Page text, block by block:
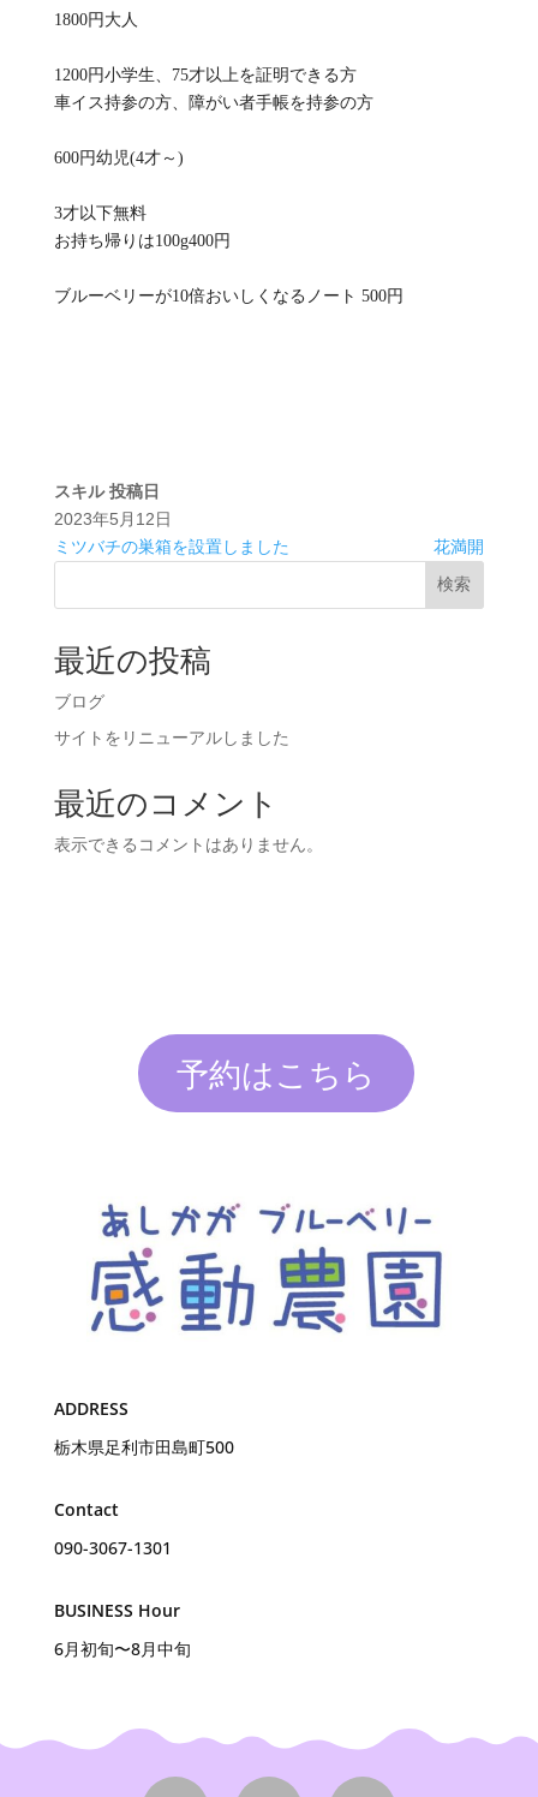
1800円大人
1200円小学生、75才以上を証明できる方
車イス持参の方、障がい者手帳を持参の方
600円幼児(4才～)
3才以下無料
お持ち帰りは100g400円
ブルーベリーが10倍おいしくなるノート 500円
スキル 投稿日
2023年5月12日
ミツバチの巣箱を設置しました
花満開
検索
最近の投稿
ブログ
サイトをリニューアルしました
最近のコメント
表示できるコメントはありません。
予約はこちら
ADDRESS
栃木県足利市田島町500
Contact
090-3067-1301
BUSINESS Hour
6月初旬〜8月中旬